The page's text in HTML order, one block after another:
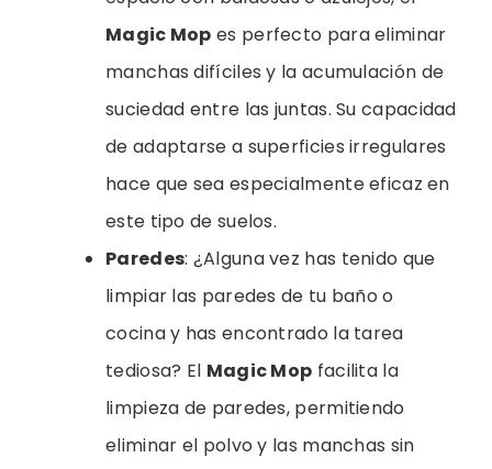
Magic Mop es perfecto para eliminar
manchas difíciles y la acumulación de
suciedad entre las juntas. Su capacidad
de adaptarse a superficies irregulares
hace que sea especialmente eficaz en
este tipo de suelos.
Paredes: ¿Alguna vez has tenido que
limpiar las paredes de tu baño o
cocina y has encontrado la tarea
tediosa? El Magic Mop facilita la
limpieza de paredes, permitiendo
eliminar el polvo y las manchas sin